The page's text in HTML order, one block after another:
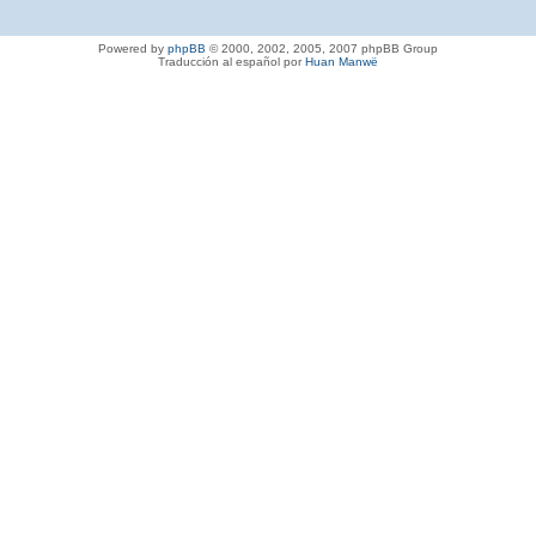
Powered by phpBB © 2000, 2002, 2005, 2007 phpBB Group
Traducción al español porHuan Manwë